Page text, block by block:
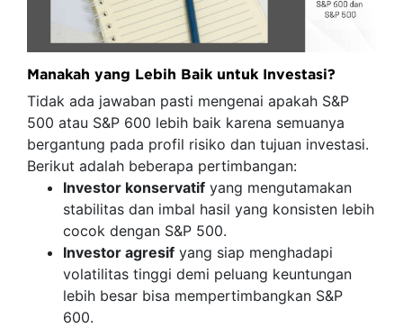
Manakah yang Lebih Baik untuk Investasi?
Tidak ada jawaban pasti mengenai apakah S&P
500 atau S&P 600 lebih baik karena semuanya
bergantung pada profil risiko dan tujuan investasi.
Berikut adalah beberapa pertimbangan:
Investor konservatif yang mengutamakan
stabilitas dan imbal hasil yang konsisten lebih
cocok dengan S&P 500.
Investor agresif yang siap menghadapi
volatilitas tinggi demi peluang keuntungan
lebih besar bisa mempertimbangkan S&P
600.